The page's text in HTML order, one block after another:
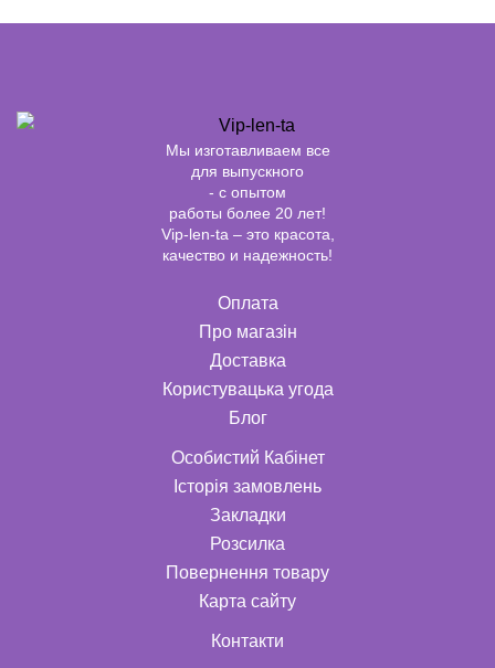
Мы изготавливаем все
для выпускного
- с опытом
работы более 20 лет!
Vip-len-ta – это красота,
качество и надежность!
Оплата
Про магазін
Доставка
Користувацька угода
Блог
Особистий Кабінет
Історія замовлень
Закладки
Розсилка
Повернення товару
Карта сайту
Контакти